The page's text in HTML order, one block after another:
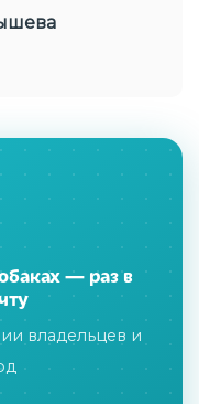
— раз в
владельцев и